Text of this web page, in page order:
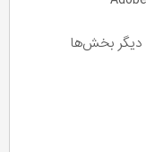
دیگر بخش‌ها